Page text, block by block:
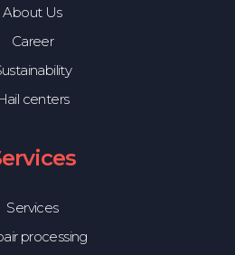
About Us
Career
centers
Services
processing